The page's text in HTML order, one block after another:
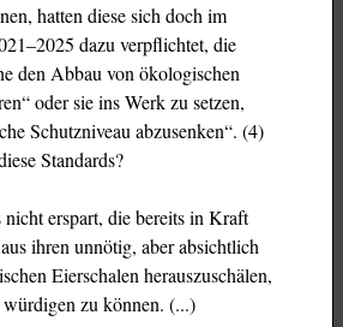
hatten diese sich doch im
dazu verpflichtet, die
den Abbau von ökologischen
oder sie ins Werk zu setzen,
Schutzniveau abzusenken“. (4)
Standards?
erspart, die bereits in Kraft
ihren unnötig, aber absichtlich
Eierschalen herauszuschälen,
würdigen zu können. (...)